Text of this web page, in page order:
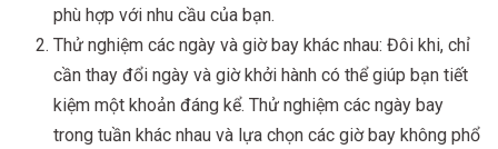
phù hợp với nhu cầu của bạn.
Thử nghiệm các ngày và giờ bay khác nhau: Đôi khi, chỉ
cần thay đổi ngày và giờ khởi hành có thể giúp bạn tiết
kiệm một khoản đáng kể. Thử nghiệm các ngày bay
trong tuần khác nhau và lựa chọn các giờ bay không phổ